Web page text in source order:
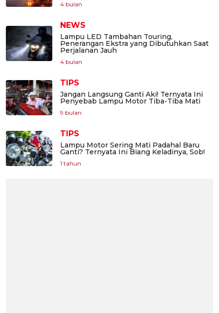
4 bulan
NEWS
Lampu LED Tambahan Touring,
Penerangan Ekstra yang Dibutuhkan Saat
Perjalanan Jauh
4 bulan
TIPS
Jangan Langsung Ganti Aki! Ternyata Ini
Penyebab Lampu Motor Tiba-Tiba Mati
9 bulan
TIPS
Lampu Motor Sering Mati Padahal Baru
Ganti? Ternyata Ini Biang Keladinya, Sob!
1 tahun